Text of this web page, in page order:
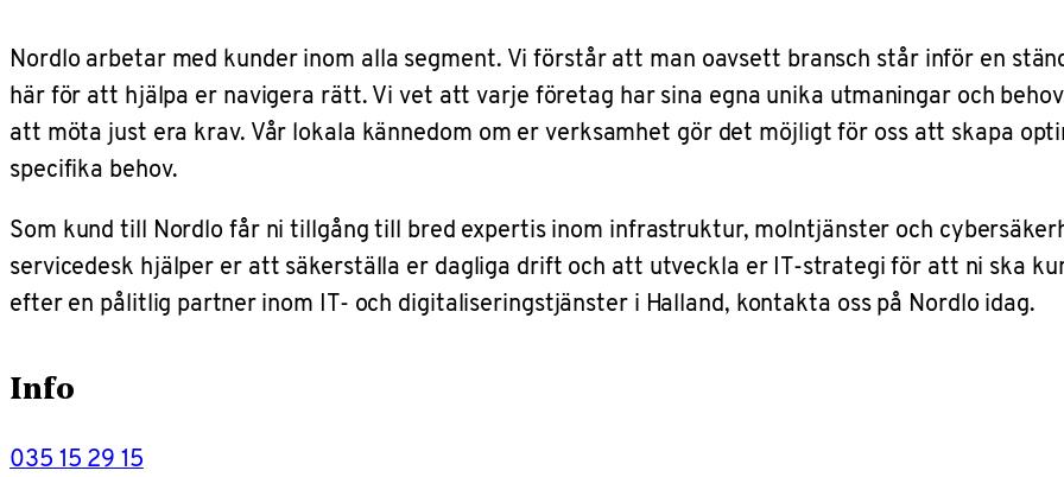
Nordlo arbetar med kunder inom alla segment. Vi förstår att man oavsett bransch står inför en
här för att hjälpa er navigera rätt. Vi vet att varje företag har sina egna unika utmaningar och
att möta just era krav. Vår lokala kännedom om er verksamhet gör det möjligt för oss att skapa
specifika behov.
Som kund till Nordlo får ni tillgång till bred expertis inom infrastruktur, molntjänster och
servicedesk hjälper er att säkerställa er dagliga drift och att utveckla er IT-strategi för att ni ska
efter en pålitlig partner inom IT- och digitaliseringstjänster i Halland, kontakta oss på Nordlo idag.
Info
035 15 29 15